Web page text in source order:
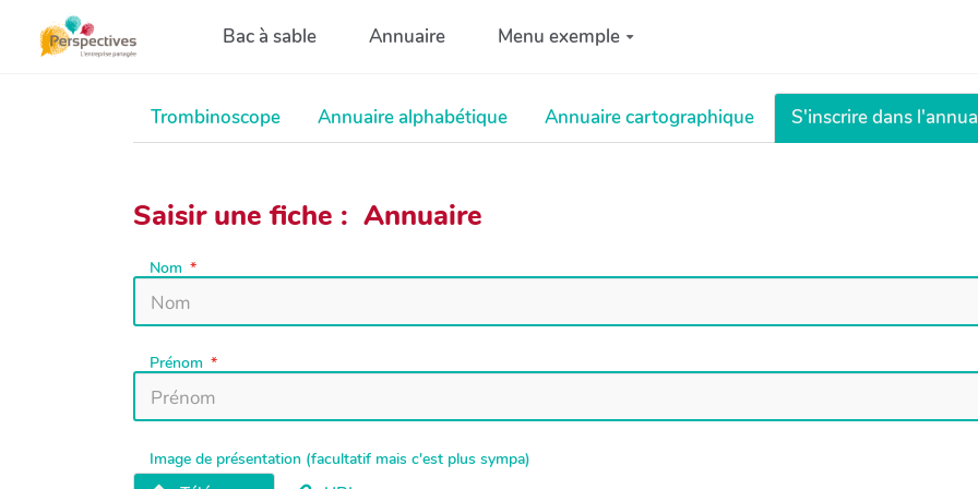
Aller au contenu principalBac à sable Annuaire Menu exemple
Trombinoscope Annuaire alphabétique Annuaire cartographique S'inscrire dans
Saisir une fiche : Annuaire
Nom
Prénom
Image de présentation (facultatif mais c'est plus sympa)